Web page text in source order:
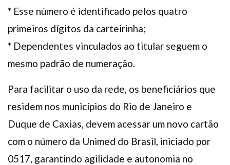
* Esse número é identificado pelos quatro
primeiros dígitos da carteirinha;
* Dependentes vinculados ao titular seguem o
mesmo padrão de numeração.
Para facilitar o uso da rede, os beneficiários que
residem nos municípios do Rio de Janeiro e
Duque de Caxias, devem acessar um novo cartão
com o número da Unimed do Brasil, iniciado por
0517, garantindo agilidade e autonomia no